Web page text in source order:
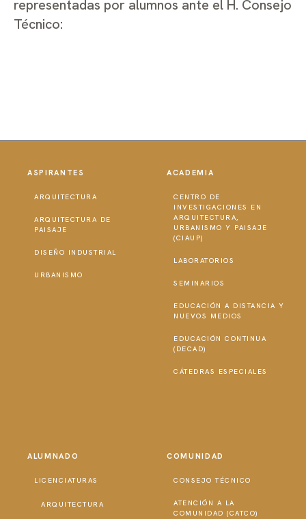
representadas por alumnos ante el H. Consejo
Técnico:
ASPIRANTES
ARQUITECTURA
ARQUITECTURA DE
PAISAJE
DISEÑO INDUSTRIAL
URBANISMO
ACADEMIA
CENTRO DE
INVESTIGACIONES EN
ARQUITECTURA,
URBANISMO Y PAISAJE
(CIAUP)
LABORATORIOS
SEMINARIOS
EDUCACIÓN A DISTANCIA Y
NUEVOS MEDIOS
EDUCACIÓN CONTINUA
(DECAD)
CÁTEDRAS ESPECIALES
ALUMNADO
LICENCIATURAS
ARQUITECTURA
COMUNIDAD
CONSEJO TÉCNICO
ATENCIÓN A LA
COMUNIDAD (CATCO)